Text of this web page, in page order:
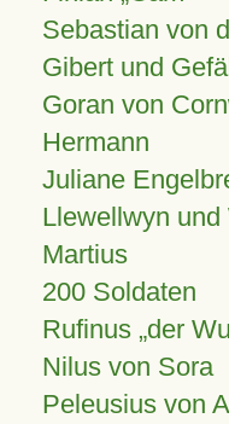
Sebastian von
Gibert und
Goran von
Hermann
Juliane
Llewellwyn und
Martius
200 Soldaten
Rufinus „der
Nilus von Sora
Peleusius von